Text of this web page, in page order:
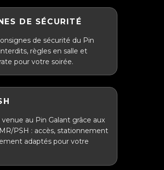
DE SÉCURITÉ
de sécurité du Pin
règles en salle et
pour votre soirée.
au Pin Galant grâce aux
PSH : accès, stationnement
adaptés pour votre